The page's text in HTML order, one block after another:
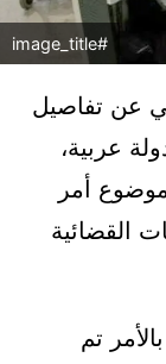
#image_title
عن تفاصيل
عربية،
موضوع أمر
القضائية
تم